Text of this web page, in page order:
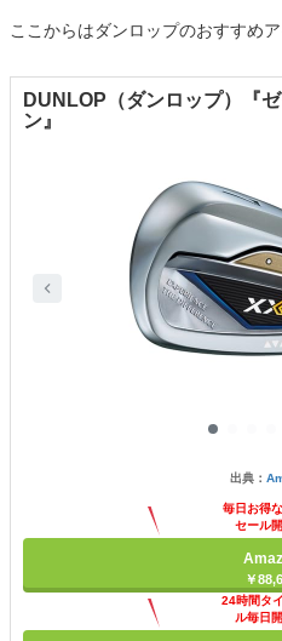
ここからはダンロップのおすすめ
DUNLOP（ダンロップ）『
ン』
出典：
毎日お得
セール
￥
24時間タ
ル毎日